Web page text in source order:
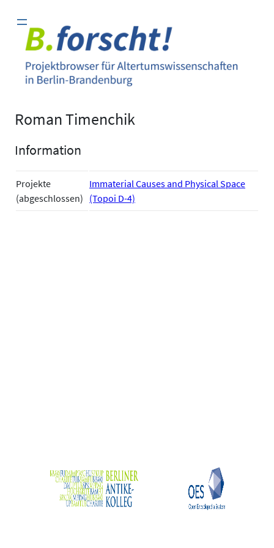
Inhalt
springen
Roman Timenchik
Information
Projekte
(abgeschlossen)
Immaterial Causes and Physical Space
(Topoi D-4)